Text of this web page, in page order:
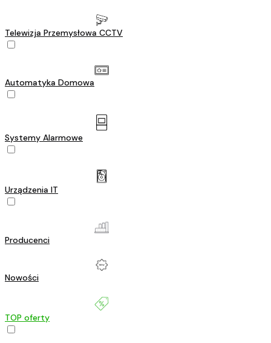
Telewizja Przemysłowa CCTV
Automatyka Domowa
Systemy Alarmowe
Urządzenia IT
Producenci
Nowości
TOP oferty